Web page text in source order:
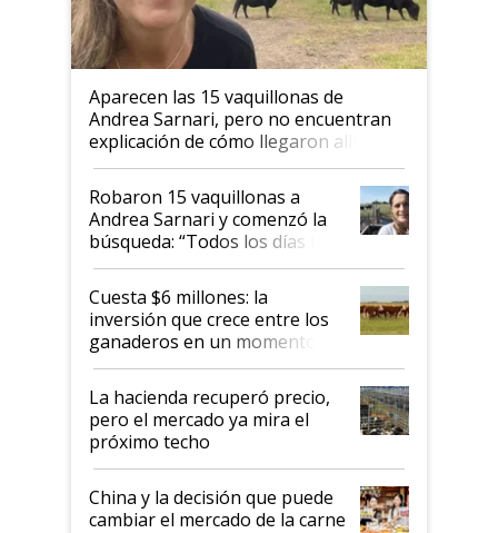
Aparecen las 15 vaquillonas de
Andrea Sarnari, pero no encuentran
explicación de cómo llegaron allí
Robaron 15 vaquillonas a
Andrea Sarnari y comenzó la
búsqueda: “Todos los días le
toca a algún productor”
Cuesta $6 millones: la
inversión que crece entre los
ganaderos en un momento
histórico para la actividad
La hacienda recuperó precio,
pero el mercado ya mira el
próximo techo
China y la decisión que puede
cambiar el mercado de la carne